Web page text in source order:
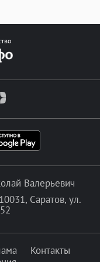
Валерьевич
Саратов, ул.
Контакты